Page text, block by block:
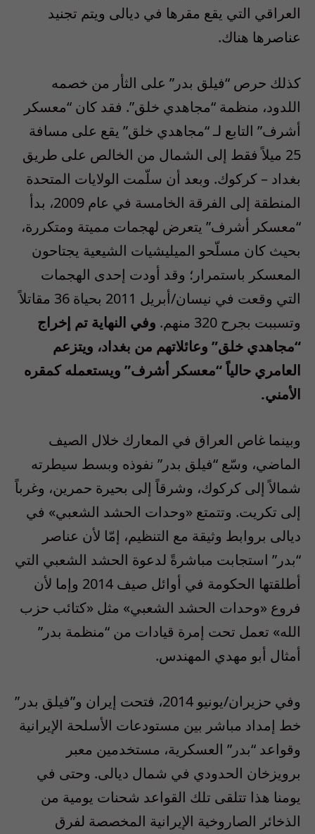
العراقي التي يقع مقرها في ديالى ويتم تجنيد
عناصرها هناك.
كذلك حرص “فيلق بدر” على الثأر من خصمه
اللدود، منظمة “مجاهدي خلق”. فقد كان “معسكر
أشرف” التابع لـ “مجاهدي خلق” يقع على مسافة
25 ميلاً فقط إلى الشمال من الخالص على طريق
بغداد – كركوك. وبعد أن سلّمت الولايات المتحدة
المنطقة إلى الفرقة الخامسة في عام 2009، بدأ
“معسكر أشرف” يتعرض لهجمات مميتة ومتكررة،
بحيث كان مسلّحو الميليشيات الشيعية يجتاحون
المعسكر باستمرار؛ وقد أودت إحدى الهجمات
التي وقعت في نيسان/أبريل 2011 بحياة 36 مقاتلاً
وتسببت بجرح 320 منهم.
وفي النهاية تم إخراج
“مجاهدي خلق” وعائلاتهم من بغداد، ويتزعم
العامري حالياً “معسكر أشرف” ويستعمله كمقره
الأمني.
وبينما غاص العراق في المعارك خلال الصيف
الماضي، وسّع “فيلق بدر” نفوذه وبسط سيطرته
شمالاً إلى كركوك، وشرقاً إلى بحيرة حمرين، وغرباً
إلى تكريت. وتتمتع «وحدات الحشد الشعبي» في
ديالى بروابط وثيقة مع التنظيم، إمّا لأن عناصر
“بدر” استجابت مباشرةً لدعوة الحشد الشعبي التي
أطلقتها الحكومة في أوائل صيف 2014 وإما لأن
فروع «وحدات الحشد الشعبي» مثل «كتائب حزب
الله» تعمل تحت إمرة قيادات من “منظمة بدر”
أمثال أبو مهدي المهندس.
وفي حزيران/يونيو 2014، فتحت إيران و”فيلق بدر”
خط إمداد مباشر بين مستودعات الأسلحة الإيرانية
وقواعد “بدر” العسكرية، مستخدمين معبر
برويزخان الحدودي في شمال ديالى. وحتى في
يومنا هذا تتلقى تلك القواعد شحنات يومية من
الذخائر الصاروخية الإيرانية المخصصة لفرق